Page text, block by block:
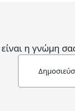
η γνώμη